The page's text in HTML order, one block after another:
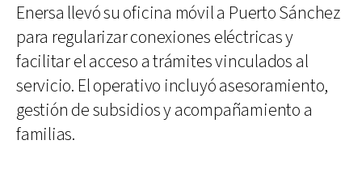
Enersa llevó su oficina móvil a Puerto Sánchez
para regularizar conexiones eléctricas y
facilitar el acceso a trámites vinculados al
servicio. El operativo incluyó asesoramiento,
gestión de subsidios y acompañamiento a
familias.